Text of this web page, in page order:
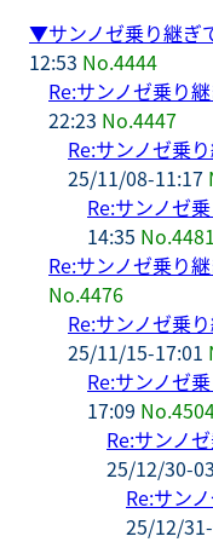
▼サンノゼ乗り継ぎ
12:53 No.4444
Re:サンノゼ乗り
22:23 No.4447
Re:サンノゼ乗
25/11/08-11:17
Re:サンノゼ
14:35 No.4481
Re:サンノゼ乗り
No.4476
Re:サンノゼ乗
25/11/15-17:01
Re:サンノゼ
17:09
Re:サンノ
25/12/30-
Re:サン
25/12/